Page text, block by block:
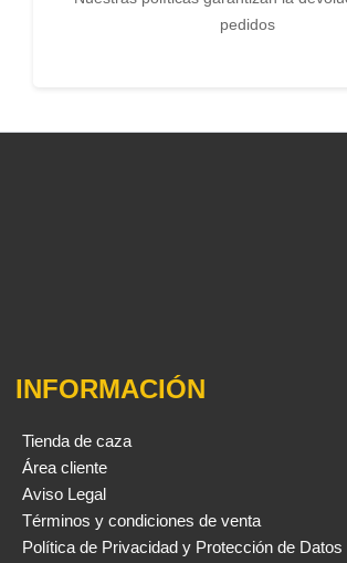
pedidos
INFORMACIÓN
Tienda de caza
Área cliente
Aviso Legal
Términos y condiciones de venta
Política de Privacidad y Protección de Datos